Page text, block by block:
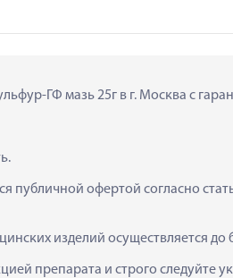
ГФ мазь 25г в г. Москва с
офертой согласно
изделий осуществляется
препарата и строго следуйте